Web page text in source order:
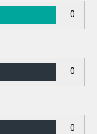
0
0
0